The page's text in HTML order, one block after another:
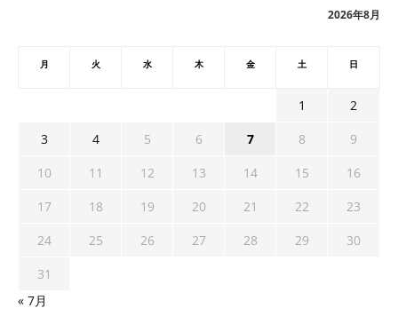
2026年8月
月 火 水 木 金 土 日
1
2
3
4 5 6 7 8
9
10
11 12 13 14 15
16
17
18 19 20 21 22
23
24
25 26 27 28 29
30
31
« 7月